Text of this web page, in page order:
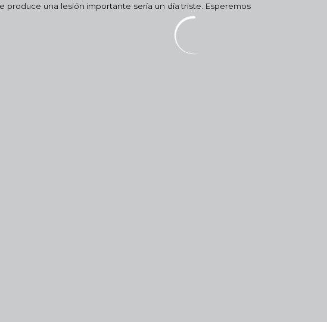
produce una lesión importante sería un día triste. Esperemos